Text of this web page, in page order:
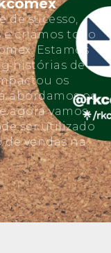
de sucesso,
criamos todo
Estamos
histórias de
os
abordamos os
agora vamos
ser utilizado
vendas na